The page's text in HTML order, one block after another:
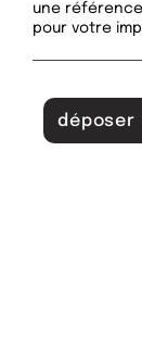
une référence
pour votre
déposer